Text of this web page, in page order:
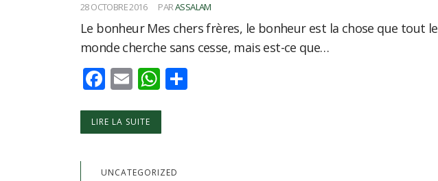
28 OCTOBRE 2016 PARASSALAM
Le bonheur Mes chers frères, le bonheur est la chose que tout le
monde cherche sans cesse, mais est-ce que…
Facebook
EmailWhatsApp
LIRE LA SUITE
UNCATEGORIZED